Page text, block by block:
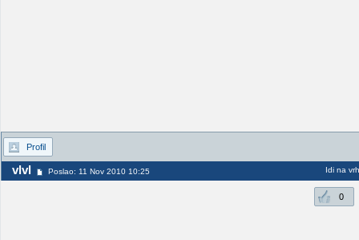
Profil
vlvl Poslao: 11 Nov 2010 10:25 Idi na vrh
0